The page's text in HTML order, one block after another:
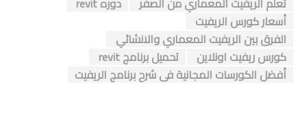
أسعار كورس الريفيت
الفرق بين الريفيت المعماري والانشائي
كورس ريفيت اونلاين
تحميل برنامج revit
أفضل الكورسات المجانية فى شرح برنامج الريفيت